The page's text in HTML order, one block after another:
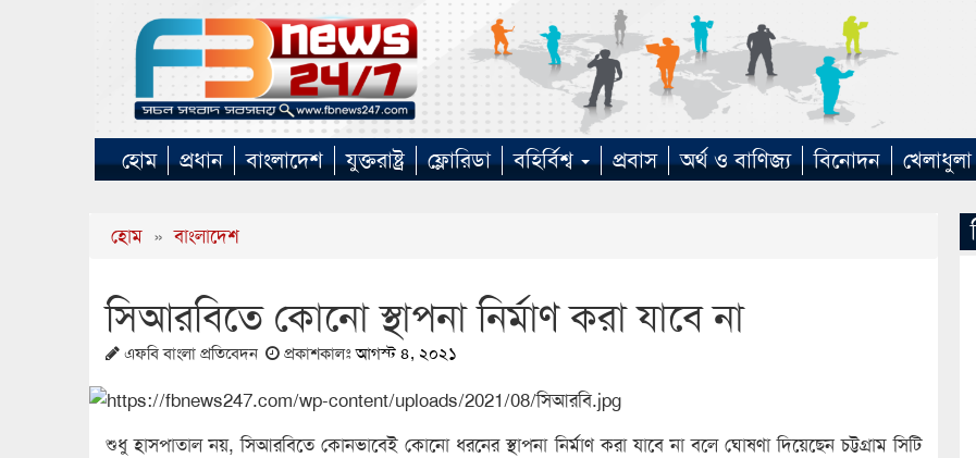
হোম প্রধান বাংলাদেশ যুক্তরাষ্ট্র ফ্লোরিডা বহির্বিশ্ব প্রবাস অর্থ ও বাণিজ্য বিনোদন খেলাধুলা
হোম » বাংলাদেশ
সিআরবিতে কোনো স্থাপনা নির্মাণ করা যাবে না
এফবি বাংলা প্রতিবেদন প্রকাশকালঃআগস্ট ৪, ২০২১
শুধু হাসপাতাল নয়, সিআরবিতে কোনভাবেই কোনো ধরনের স্থাপনা নির্মাণ করা যাবে না বলে ঘোষণা দিয়েছেন চট্টগ্রাম সিটি